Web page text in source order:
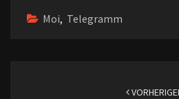
Moi, Telegramm